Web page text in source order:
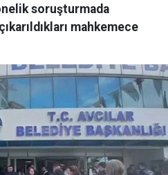
soruşturmada
mahkemece